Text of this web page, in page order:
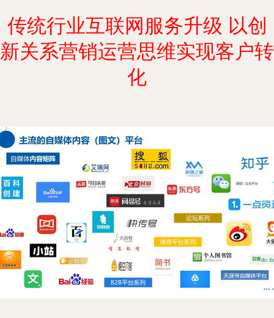
传统行业互联网服务升级 以创
新关系营销运营思维实现客户转
化